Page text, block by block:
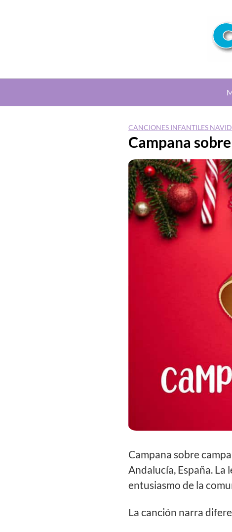
CANCIONES INFANTILES
Campana
Campana sobre
Andalucía, España. La
entusiasmo de la
La canción narra